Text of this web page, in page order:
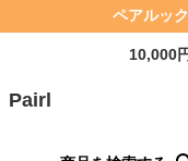
ペアルッ
10,000
Pairl